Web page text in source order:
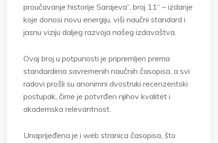
proučavanje historije Sarajeva“, broj 11“ – izdanje
koje donosi novu energiju, viši naučni standard i
jasnu viziju daljeg razvoja našeg izdavaštva.
Ovaj broj u potpunosti je pripremljen prema
standardima savremenih naučnih časopisa, a svi
radovi prošli su anonimni dvostruki recenzentski
postupak, čime je potvrđen njihov kvalitet i
akademska relevantnost.
Unaprijeđena je i web stranica časopisa, što